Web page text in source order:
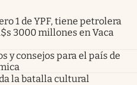
1 de YPF, tiene petrolera
3000 millones en Vaca
y consejos para el país de
la batalla cultural